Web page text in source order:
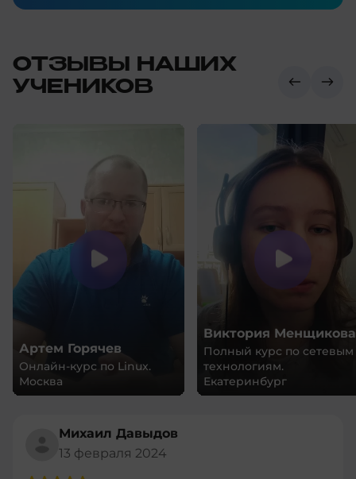
ОТЗЫВЫ НАШИХ
УЧЕНИКОВ
Артем Горячев
Онлайн-курс по Linux.
Москва
Виктория Менщикова
Полный курс по сетевым
технологиям.
Екатеринбург
Михаил Давыдов
13 февраля 2024